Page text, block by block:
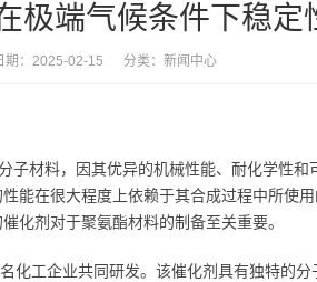
极端气候条件下稳定
期：2025-02-15 分类： 新闻中心
材料，因其优异的机械性能、耐化学性和
能在很大程度上依赖于其合成过程中所使
化剂对于聚氨酯材料的制备至关重要。
化工企业共同研发。该催化剂具有独特的